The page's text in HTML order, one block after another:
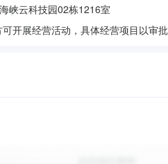
峡云科技园02栋1216室